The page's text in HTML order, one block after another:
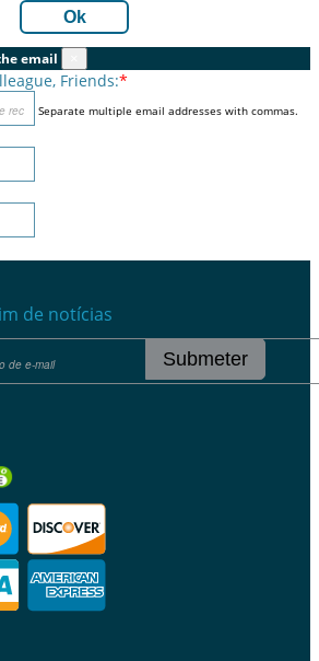
Ok
email
Friends:*
Separate multiple email addresses with commas.
de notícias
Submeter